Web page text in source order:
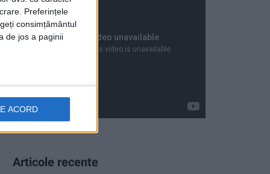
Preferințele
consimțământul
de jos a paginii
ACORD
Articole recente